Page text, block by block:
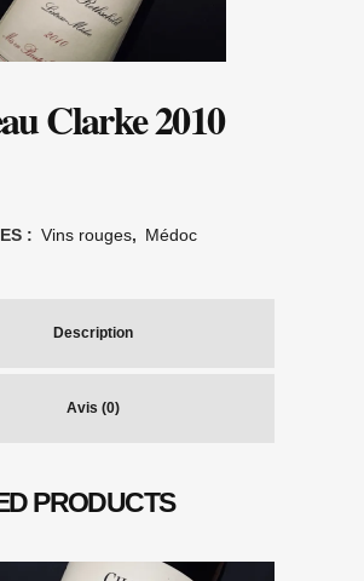
Clarke 2010
: Vins rouges, Médoc
Description
Avis (0)
PRODUCTS